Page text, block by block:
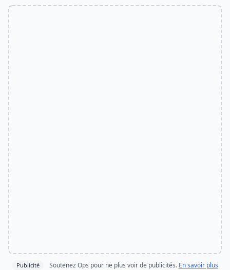
Publicité Soutenez Ops pour ne plus voir de publicités. En savoir plus